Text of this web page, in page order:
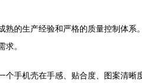
的生产经验和严格的质量控制体系
。
手机壳在手感、贴合度、图案清晰